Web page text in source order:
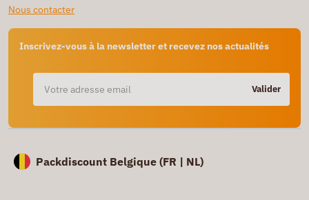
Nous contacter
Inscrivez-vous à la newsletter et recevez nos actualités
Valider
Packdiscount Belgique (FR | NL)